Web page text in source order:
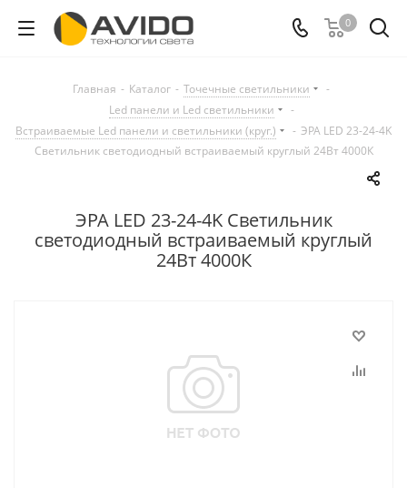
0
Главная - Каталог - Точечные светильники
-
Led панели и Led светильники
-
Встраиваемые Led панели и светильники (круг.)
- ЭРА LED 23-24-4K
Светильник светодиодный встраиваемый круглый 24Вт 4000К
ЭРА LED 23-24-4K Светильник
светодиодный встраиваемый круглый
24Вт 4000К